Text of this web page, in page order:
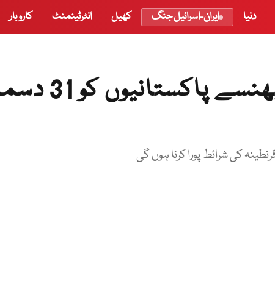
دنیا ایران-اسرائیل جنگ کھیل انٹرٹینمنٹ کاروبار
کیٹیگری سی ممالک میں پھنسے